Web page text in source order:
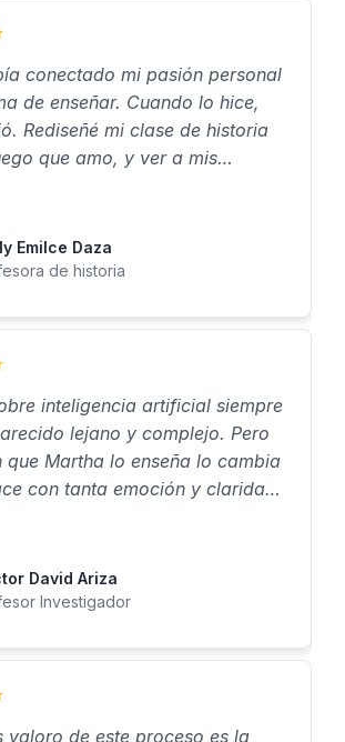
conectado mi pasión personal
de enseñar. Cuando lo hice,
que amo, y ver a mis
emocionados, participando y
lo que somos."
Emilce Daza
de historia
inteligencia artificial siempre
lejano y complejo. Pero
que Martha lo enseña lo cambia
de aprender, de probar, de
solo una habilidad nueva… fue
me cambió la vida."
David Ariza
Investigador
valoro de este proceso es la